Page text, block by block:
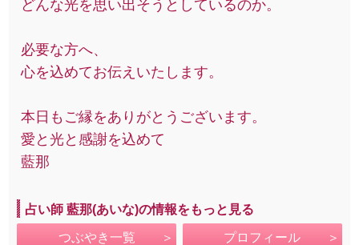
どんな光を思い出そうとしているのか。
必要な方へ、
心を込めてお伝えいたします。
本日もご縁をありがとうございます。
愛と光と感謝を込めて
藍那
占い師 藍那(あいな)の情報をもっと見る
つぶやき一覧 プロフィール